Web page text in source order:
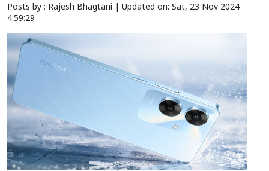
Posts by : Rajesh Bhagtani | Updated on: Sat, 23 Nov 2024
4:59:29